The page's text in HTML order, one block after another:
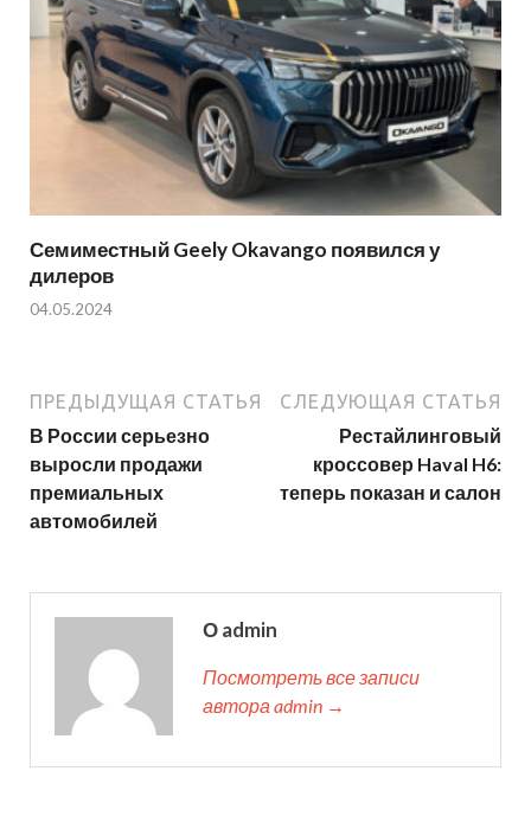
Семиместный Geely Okavango появился у
дилеров
04.05.2024
ПРЕДЫДУЩАЯ СТАТЬЯ
В России серьезно
выросли продажи
премиальных
автомобилей
СЛЕДУЮЩАЯ СТАТЬЯ
Рестайлинговый
кроссовер Haval H6:
теперь показан и салон
О admin
Посмотреть все записи
автора admin →